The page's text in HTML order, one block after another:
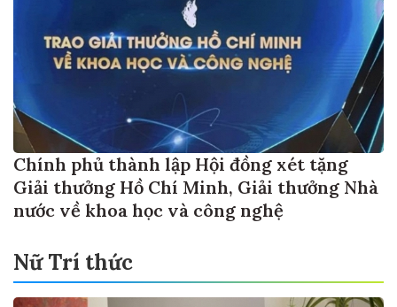
Chính phủ thành lập Hội đồng xét tặng
Giải thưởng Hồ Chí Minh, Giải thưởng Nhà
nước về khoa học và công nghệ
Nữ Trí thức